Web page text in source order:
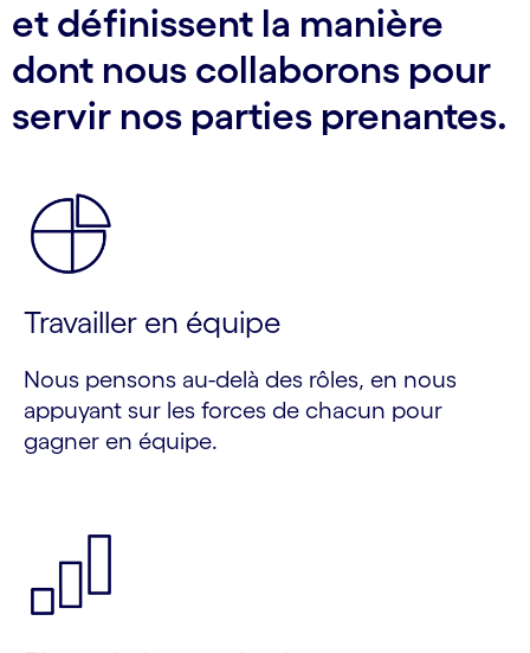
et définissent la manière
dont nous collaborons pour
servir nos parties prenantes.
Travailler en équipe
Nous pensons au-delà des rôles, en nous
appuyant sur les forces de chacun pour
gagner en équipe.